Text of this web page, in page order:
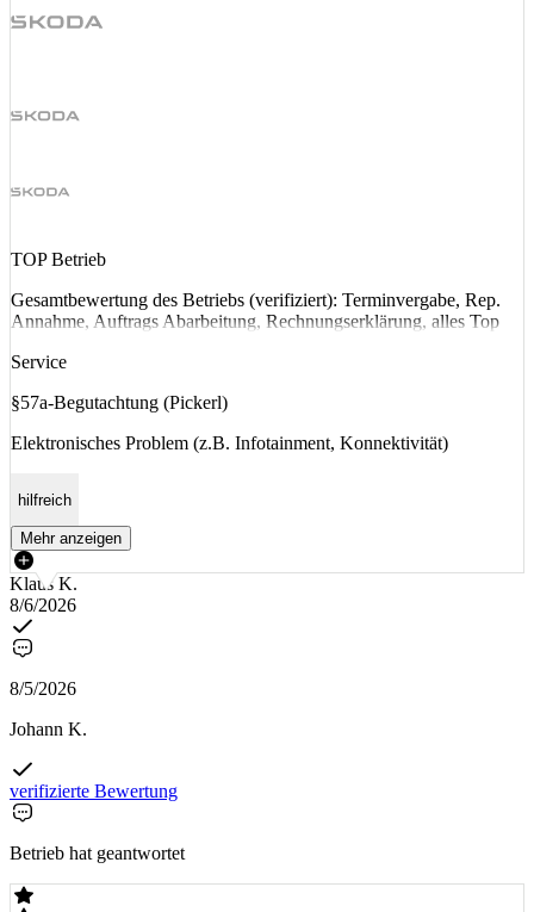
TOP Betrieb
Gesamtbewertung des Betriebs (verifiziert): Terminvergabe, Rep.
Annahme, Auftrags Abarbeitung, Rechnungserklärung, alles Top
Service
§57a-Begutachtung (Pickerl)
Elektronisches Problem (z.B. Infotainment, Konnektivität)
hilfreich
Mehr anzeigen
Klaus K.
8/6/2026
8/5/2026
Johann K.
verifizierte Bewertung
Betrieb hat geantwortet